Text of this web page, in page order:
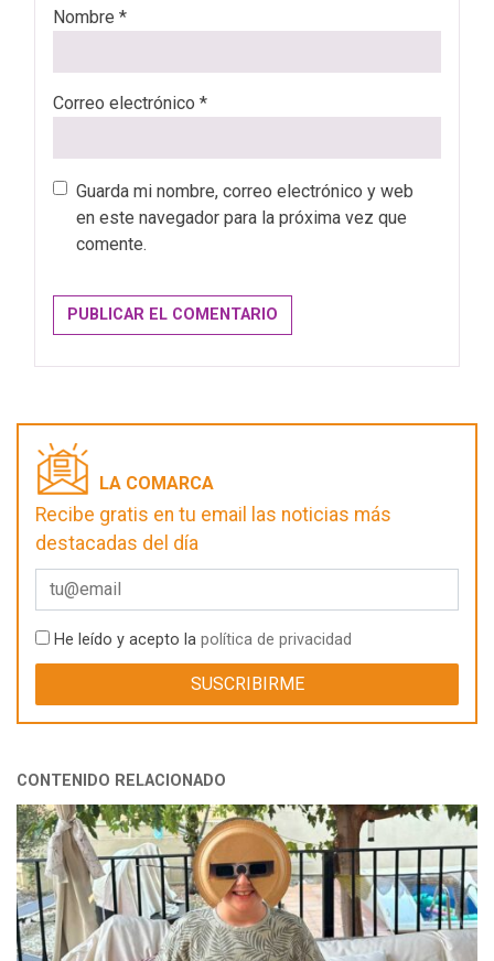
Nombre *
Correo electrónico *
Guarda mi nombre, correo electrónico y web
en este navegador para la próxima vez que
comente.
LA COMARCA
Recibe gratis en tu email las noticias más
destacadas del día
He leído y acepto la política de privacidad
CONTENIDO RELACIONADO